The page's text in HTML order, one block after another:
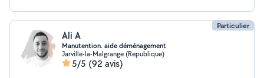
Particulier
Ali A
Manutention. aide déménagement
Jarville-la-Malgrange (Republique)
5/5 (92 avis)